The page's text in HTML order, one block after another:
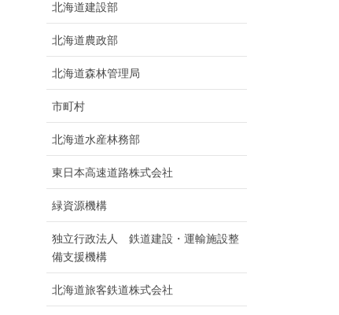
北海道建設部
北海道農政部
北海道森林管理局
市町村
北海道水産林務部
東日本高速道路株式会社
緑資源機構
独立行政法人 鉄道建設・運輸施設整
備支援機構
北海道旅客鉄道株式会社